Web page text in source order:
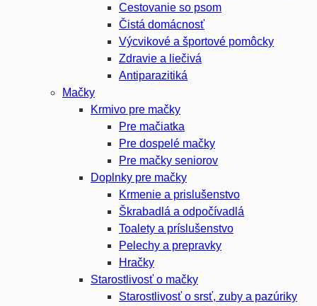
Cestovanie so psom
Čistá domácnosť
Výcvikové a športové pomôcky
Zdravie a liečivá
Antiparazitiká
Mačky
Krmivo pre mačky
Pre mačiatka
Pre dospelé mačky
Pre mačky seniorov
Doplnky pre mačky
Krmenie a prislušenstvo
Škrabadlá a odpočívadlá
Toalety а príslušenstvo
Pelechy a prepravky
Hračky
Starostlivosť o mačky
Starostlivosť o srsť, zuby a pazúriky